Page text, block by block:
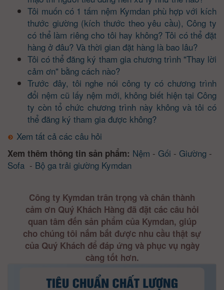
Tôi muốn có 1 tấm nệm Kymdan phù hợp với kích
thước giường (kích thước theo yêu cầu), Công ty
có thể làm riêng cho tôi hay không? Tôi có thể đặt
hàng ở đâu? Và thời gian đặt hàng là bao lâu?
Tôi có thể đăng ký tham gia chương trình "Thay lời
cảm ơn" bằng cách nào?
Trước đây, tôi nghe nói công ty có chương trình
đổi nệm cũ lấy nệm mới, không biết hiện tại Công
ty còn tổ chức chương trình này không và tôi có
thể đăng ký tham gia được không?
Xem tất cả các câu hỏi
Xem thêm thông tin sản phẩm: Nệm - Gối - Giường -
Sofa - Bộ ga trải giường Kymdan
Công ty Kymdan trân trọng và chân thành
cảm ơn Quý Khách Hàng đã đặt các câu hỏi
quan tâm đến sản phẩm của Kymdan, giúp
cho chúng tôi nắm bắt được nhu cầu thật sự
của Quý Khách để đáp ứng và phục vụ ngày
càng tốt hơn.